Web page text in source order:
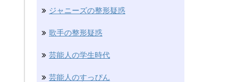
ジャニーズの整形疑惑
歌手の整形疑惑
芸能人の学生時代
芸能人のすっぴん